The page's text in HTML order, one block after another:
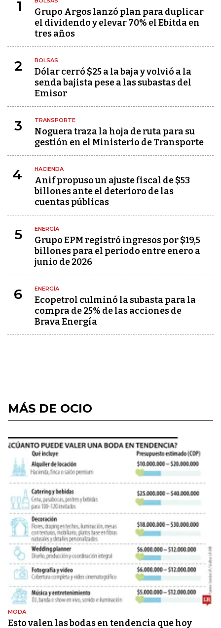
1
Grupo Argos lanzó plan para duplicar
el dividendo y elevar 70% el Ebitda en
tres años
2 BOLSAS
Dólar cerró $25 a la baja y volvió a la
senda bajista pese a las subastas del
Emisor
3 TRANSPORTE
Noguera traza la hoja de ruta para su
gestión en el Ministerio de Transporte
4 HACIENDA
Anif propuso un ajuste fiscal de $53
billones ante el deterioro de las
cuentas públicas
5 ENERGÍA
Grupo EPM registró ingresos por $19,5
billones para el periodo entre enero a
junio de 2026
6 ENERGÍA
Ecopetrol culminó la subasta para la
compra de 25% de las acciones de
Brava Energía
MÁS DE OCIO
MODA
Esto valen las bodas en tendencia que hoy